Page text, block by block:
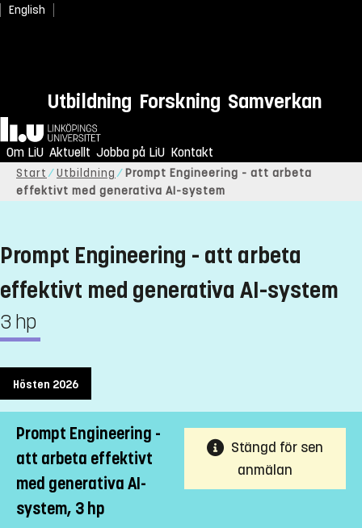
English
Utbildning Forskning Samverkan
Hem
Om LiU Aktuellt Jobba på LiU Kontakt
Start Utbildning
Prompt Engineering - att arbeta
effektivt med generativa AI-system
Prompt Engineering - att arbeta
effektivt med generativa AI-system
3 hp
Hösten 2026
Prompt Engineering -
att arbeta effektivt
med generativa AI-
system, 3 hp
Stängd för sen
anmälan